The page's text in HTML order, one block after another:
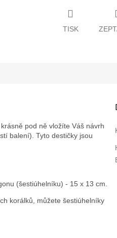
TISK
pod ně vložíte Váš návrh
balení). Tyto destičky jsou
(šestiúhelníku) - 15 x 13 cm.
korálků, můžete šestiúhelníky